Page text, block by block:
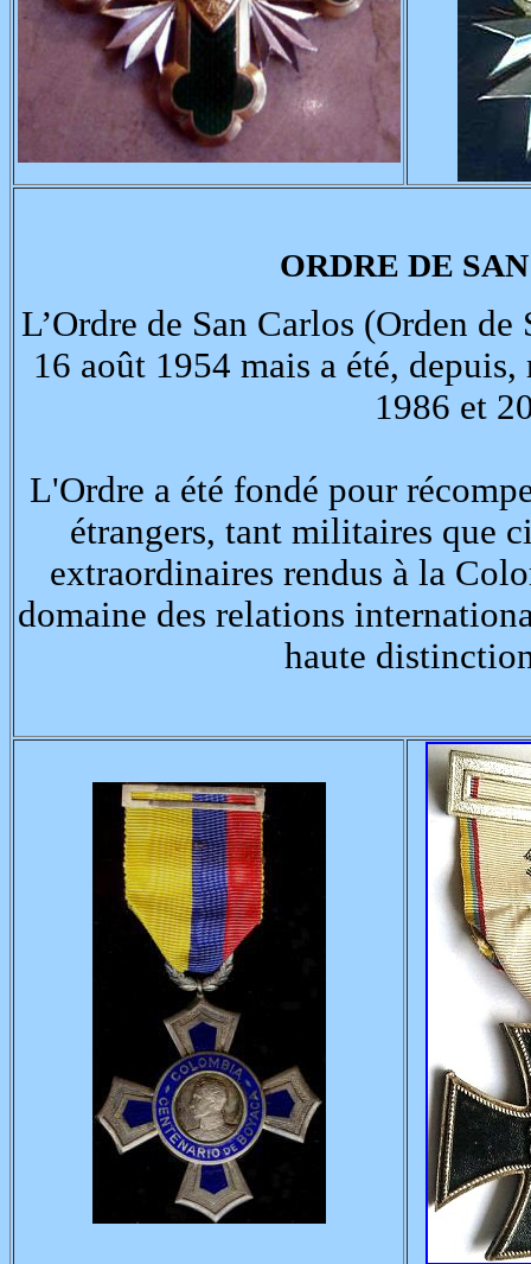
ORDRE DE
L’Ordre de San Carlos (Orden
16 août 1954 mais a été,
1986 et
L'Ordre a été fondé pour
étrangers, tant militaires que
extraordinaires rendus à la
domaine des relations
haute